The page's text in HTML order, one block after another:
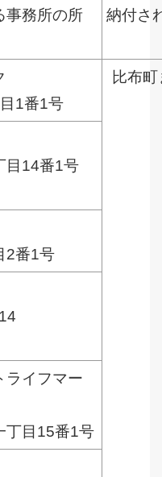
事務所の所
納付さ
1番1号
比布
目14番1号
2番1号
ライフマー
丁目15番1号